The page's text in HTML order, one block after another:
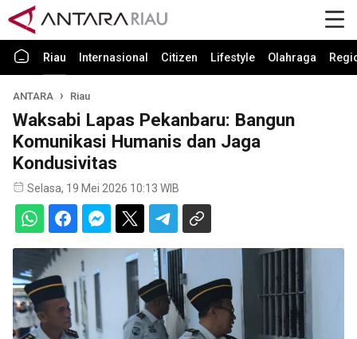
Riau Internasional Citizen Lifestyle Olahraga
ANTARA Riau
Waksabi Lapas Pekanbaru: Bangun
Komunikasi Humanis dan Jaga
Kondusivitas
Selasa, 19 Mei 2026 10:13 WIB